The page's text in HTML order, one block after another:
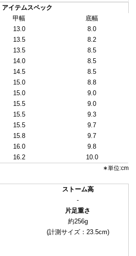
アイテムスペック
甲幅
底幅
13.0
8.0
13.5
8.2
13.5
8.5
14.0
8.5
14.5
8.5
15.0
8.8
15.0
9.0
15.5
9.0
15.5
9.3
15.5
9.7
15.8
9.7
16.0
9.8
16.2 10.0
∗単位:cm
ストーム高
-
片足重さ
約256g
(計測サイズ：23.5cm)